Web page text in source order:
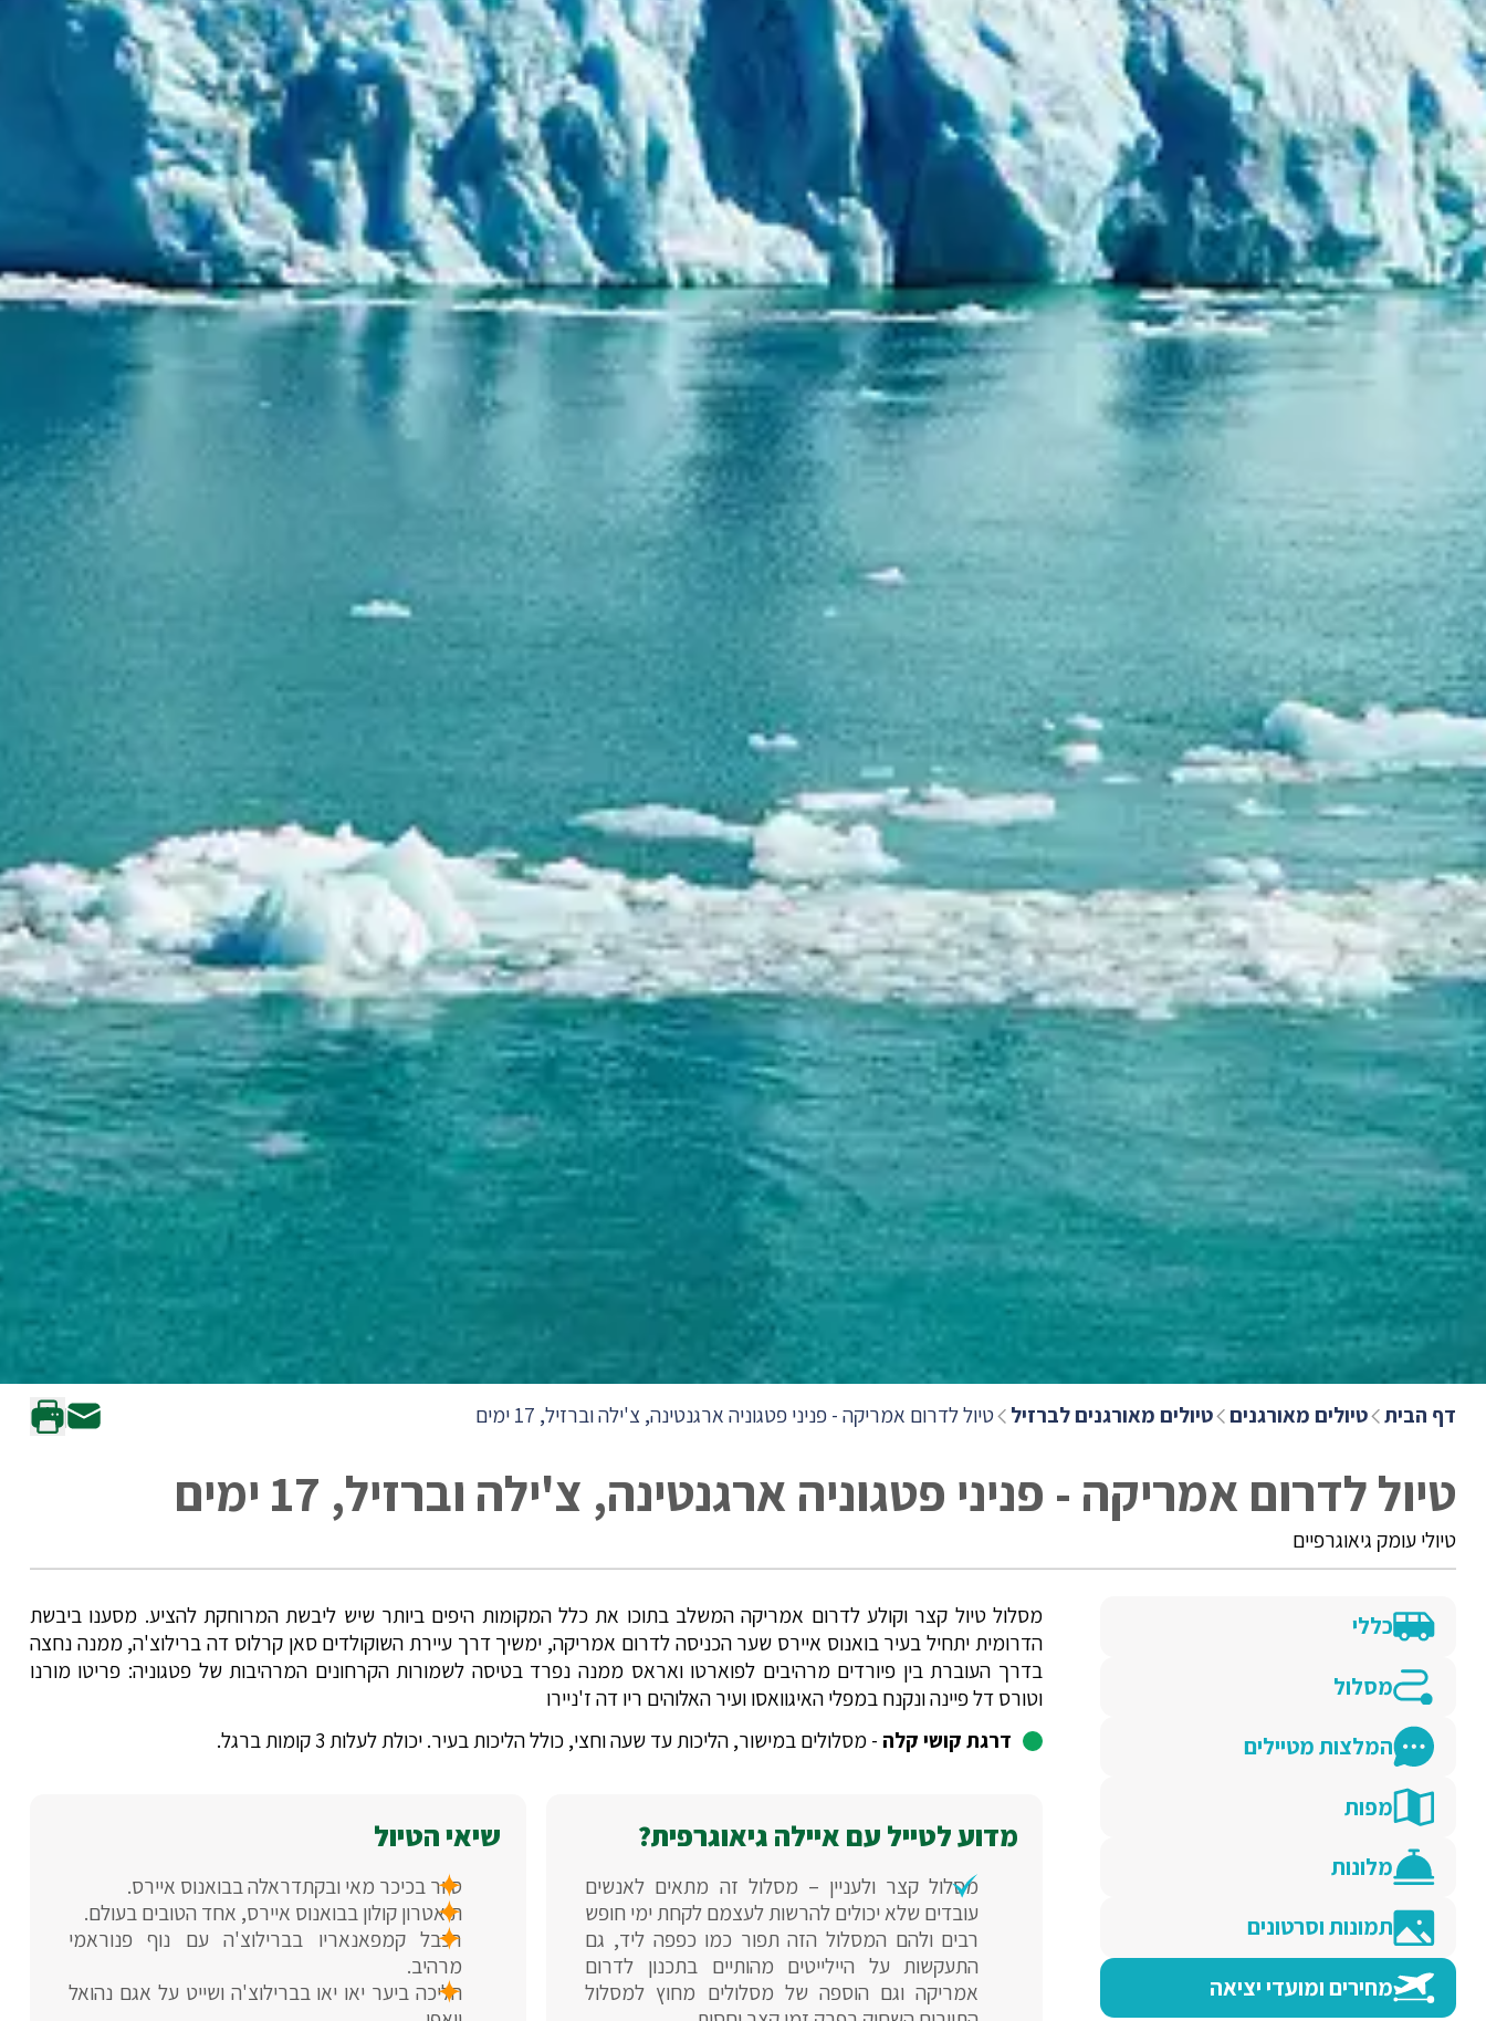
דף הבית טיולים מאורגנים טיולים מאורגנים לברזיל טיול לדרום אמריקה - פניני פטגוניה ארגנטינה, צ'ילה וברזיל, 17 ימים
טיול לדרום אמריקה - פניני פטגוניה ארגנטינה, צ'ילה וברזיל, 17 ימים
טיולי עומק גיאוגרפיים
כללי
מסלול
המלצות מטיילים
מפות
מלונות
תמונות וסרטונים
מחירים ומועדי יציאה
מסלול טיול קצר וקולע לדרום אמריקה המשלב בתוכו את כלל המקומות היפים ביותר שיש ליבשת המרוחקת להציע. מסענו ביבשת
הדרומית יתחיל בעיר בואנוס איירס שער הכניסה לדרום אמריקה, ימשיך דרך עיירת השוקולדים סאן קרלוס דה ברילוצ'ה, ממנה נחצה
בדרך העוברת בין פיורדים מרהיבים לפוארטו ואראס ממנה נפרד בטיסה לשמורות הקרחונים המרהיבות של פטגוניה: פריטו מורנו
וטורס דל פיינה ונקנח במפלי האיגוואסו ועיר האלוהים ריו דה ז'ניירו
דרגת קושי קלה - מסלולים במישור, הליכות עד שעה וחצי, כולל הליכות בעיר. יכולת לעלות 3 קומות ברגל.
מדוע לטייל עם איילה גיאוגרפית?
מסלול קצר ולעניין – מסלול זה מתאים לאנשים
עובדים שלא יכולים להרשות לעצמם לקחת ימי חופש
רבים ולהם המסלול הזה תפור כמו כפפה ליד, גם
התעקשות על היילייטים מהותיים בתכנון לדרום
אמריקה וגם הוספה של מסלולים מחוץ למסלול
שיאי הטיול
סיור בכיכר מאי ובקתדראלה בבואנוס איירס.
תיאטרון קולון בבואנוס איירס, אחד הטובים בעולם.
רכבל קמפאנאריו בברילוצ'ה עם נוף פנוראמי
מרהיב.
הליכה ביער יאו יאו בברילוצ'ה ושייט על אגם נהואל